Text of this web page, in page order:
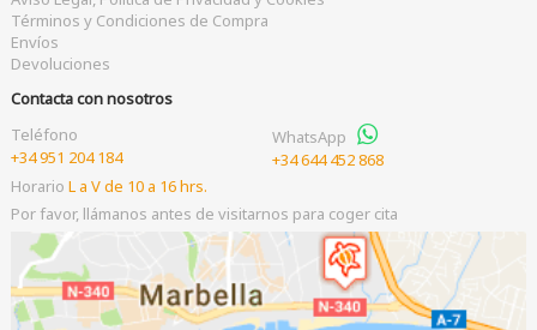
Términos y Condiciones de Compra
Envíos
Devoluciones
Contacta con nosotros
Teléfono
+34 951 204 184
WhatsApp
+34 644 452 868
Horario L a V de 10 a 16 hrs.
Por favor, llámanos antes de visitarnos para coger cita